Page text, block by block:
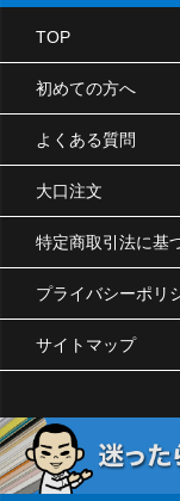
TOP
初めての方へ
よくある質問
大口注文
特定商取引法に基
プライバシーポリ
サイトマップ